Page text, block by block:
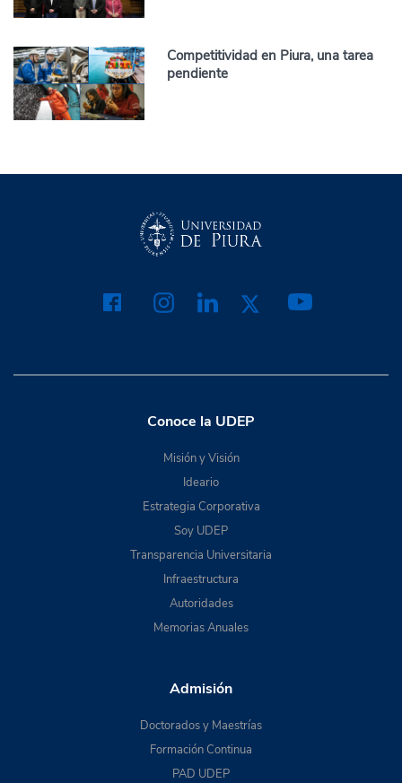
Competitividad en Piura, una tarea
pendiente
Conoce la UDEP
Misión y Visión
Ideario
Estrategia Corporativa
Soy UDEP
Transparencia Universitaria
Infraestructura
Autoridades
Memorias Anuales
Admisión
Doctorados y Maestrías
Formación Continua
PAD UDEP